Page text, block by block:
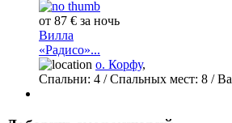
от 87 € за ночь
Вилла
«Радисо»...
о. Корфу,
Спальни: 4 / Спальных мест: 8 /